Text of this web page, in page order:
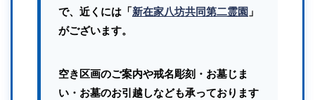
で、近くには「新在家八坊共同第二霊園 」
がございます。
空き区画のご案内や戒名彫刻・お墓じま
い・お墓のお引越しなども承っております